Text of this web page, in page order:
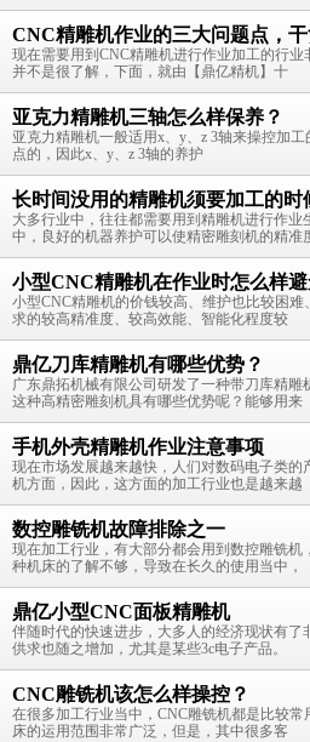
CNC精雕机作业的三大问题点，
现在需要用到CNC精雕机进行作业加工的行
并不是很了解，下面，就由【鼎亿精机】十
亚克力精雕机三轴怎么样保养？
亚克力精雕机一般适用x、y、z 3轴来操控加
点的，因此x、y、z 3轴的养护
长时间没用的精雕机须要加工的时
大多行业中，往往都需要用到精雕机进行作业
中，良好的机器养护可以使精密雕刻机的精准
小型CNC精雕机在作业时怎么样
小型CNC精雕机的价钱较高、维护也比较困
求的较高精准度、较高效能、智能化程度较
鼎亿刀库精雕机有哪些优势？
广东鼎拓机械有限公司研发了一种带刀库精雕
这种高精密雕刻机具有哪些优势呢？能够用来
手机外壳精雕机作业注意事项
现在市场发展越来越快，人们对数码电子类
机方面，因此，这方面的加工行业也是越来越
数控雕铣机故障排除之一
现在加工行业，有大部分都会用到数控雕铣
种机床的了解不够，导致在长久的使用当中，
鼎亿小型CNC面板精雕机
伴随时代的快速进步，大多人的经济现状有了
供求也随之增加，尤其是某些3c电子产品。
CNC雕铣机该怎么样操控？
在很多加工行业当中，CNC雕铣机都是比较
床的运用范围非常广泛，但是，其中很多客